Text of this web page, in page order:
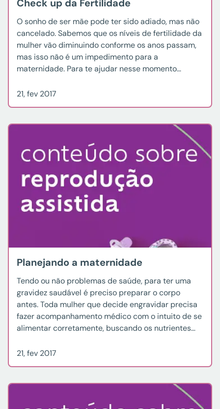
Check up da Fertilidade
O sonho de ser mãe pode ter sido adiado, mas não
cancelado. Sabemos que os níveis de fertilidade da
mulher vão diminuindo conforme os anos passam,
mas isso não é um impedimento para a
maternidade. Para te ajudar nesse momento
Fertilidade. As etapas do Check up […]
21, fev 2017
Planejando a maternidade
Tendo ou não problemas de saúde, para ter uma
gravidez saudável é preciso preparar o corpo
antes. Toda mulher que decide engravidar precisa
fazer acompanhamento médico com o intuito de se
alimentar corretamente, buscando os nutrientes
preparar de forma saudável para receber o feto.
21, fev 2017